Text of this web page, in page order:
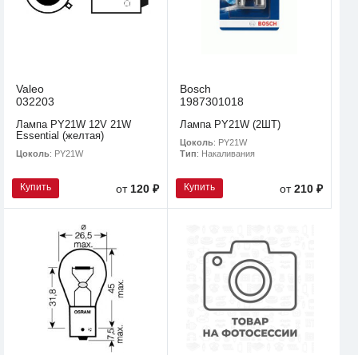
Valeo
032203
Лампа PY21W 12V 21W
Essential (желтая)
Цоколь: PY21W
Купить от120 ₽
Bosch
1987301018
Лампа PY21W (2ШТ)
Цоколь: PY21W
Тип: Накаливания
Купить от210 ₽